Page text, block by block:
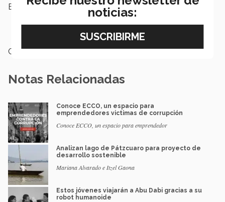
Etiquetas: Ecoo, talentum, morelia,
corrupción, Seguridad ,
agua
Categoría: Emprendedores
Notas Relacionadas
Conoce ECCO, un espacio para
emprendedores victimas de corrupción
Conoce ECCO, un espacio para emprendedor
Analizan lago de Pátzcuaro para proyecto de
desarrollo sostenible
Mariana Alvarado e Itzel Gaona
Estos jóvenes viajarán a Abu Dabi gracias a su
robot humanoide
noticias: